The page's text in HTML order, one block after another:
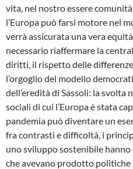
vita, nel nostro essere
l’Europa può farsi motore nel
verrà assicurata una vera
necessario riaffermare la
diritti, il rispetto delle
l’orgoglio del modello
dell’eredità di Sassoli: la svolta
sociali di cui l’Europa è stata
pandemia può diventare un
fra contrasti e difficoltà, i
uno sviluppo sostenibile
che avevano prodotto politiche